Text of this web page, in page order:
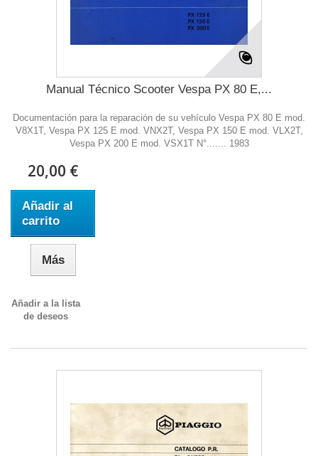
Manual Técnico Scooter Vespa PX 80 E,...
Documentación para la reparación de su vehículo Vespa PX 80 E mod.
V8X1T, Vespa PX 125 E mod. VNX2T, Vespa PX 150 E mod. VLX2T,
Vespa PX 200 E mod. VSX1T N°....... 1983
20,00 €
Añadir al
carrito
Más
Añadir a la lista
de deseos